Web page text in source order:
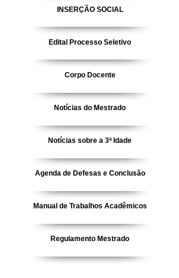
INSERÇÃO SOCIAL
Edital Processo Seletivo
Corpo Docente
Notícias do Mestrado
Notícias sobre a 3ª Idade
Agenda de Defesas e Conclusão
Manual de Trabalhos Acadêmicos
Regulamento Mestrado